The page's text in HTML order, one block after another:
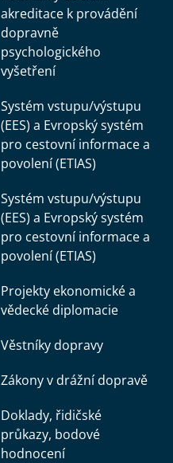
akreditace k provádění
dopravně
psychologického
vyšetření
Systém vstupu/výstupu
(EES) a Evropský systém
pro cestovní informace a
povolení (ETIAS)
Systém vstupu/výstupu
(EES) a Evropský systém
pro cestovní informace a
povolení (ETIAS)
Projekty ekonomické a
vědecké diplomacie
Věstníky dopravy
Zákony v drážní dopravě
Doklady, řidičské
průkazy, bodové
hodnocení